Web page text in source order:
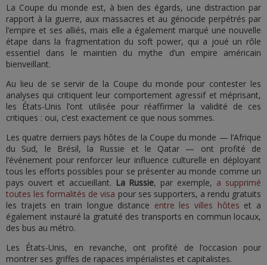
La Coupe du monde est, à bien des égards, une distraction par
rapport à la guerre, aux massacres et au génocide perpétrés par
l’empire et ses alliés, mais elle a également marqué une nouvelle
étape dans la fragmentation du soft power, qui a joué un rôle
essentiel dans le maintien du mythe d’un empire américain
bienveillant.
Au lieu de se servir de la Coupe du monde pour contester les
analyses qui critiquent leur comportement agressif et méprisant,
les États-Unis l’ont utilisée pour réaffirmer la validité de ces
critiques : oui, c’est exactement ce que nous sommes.
Les quatre derniers pays hôtes de la Coupe du monde — l’Afrique
du Sud, le Brésil, la Russie et le Qatar — ont profité de
l’événement pour renforcer leur influence culturelle en déployant
tous les efforts possibles pour se présenter au monde comme un
pays ouvert et accueillant. La Russie, par exemple, a supprimé
toutes les formalités de visa pour ses supporters, a rendu gratuits
les trajets en train longue distance entre les villes hôtes et a
également instauré la gratuité des transports en commun locaux,
des bus au métro.
Les États-Unis, en revanche, ont profité de l’occasion pour
montrer ses griffes de rapaces impérialistes et capitalistes.